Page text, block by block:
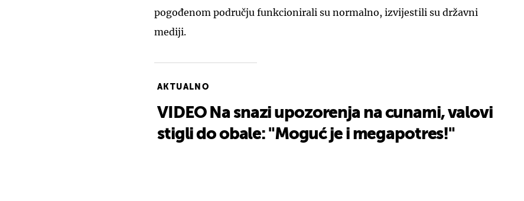
pogođenom području funkcionirali su normalno, izvijestili su državni
mediji.
AKTUALNO
VIDEO Na snazi upozorenja na cunami, valovi
stigli do obale: "Moguć je i megapotres!"